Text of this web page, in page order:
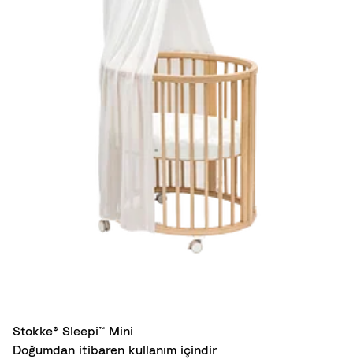
Stokke® Sleepi™ Mini
Doğumdan itibaren kullanım içindir